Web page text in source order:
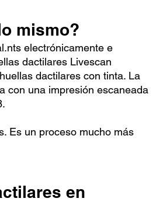
mismo?
nts electrónicamente e
dactilares Livescan
dactilares con tinta. La
con una impresión escaneada
Es un proceso mucho más
en